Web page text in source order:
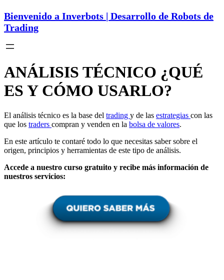
Bienvenido a Inverbots | Desarrollo de Robots de
Trading
ANÁLISIS TÉCNICO ¿QUÉ
ES Y CÓMO USARLO?
El análisis técnico es la base del trading y de las estrategias con las
que los traders compran y venden en la bolsa de valores.
En este artículo te contaré todo lo que necesitas saber sobre el
origen, principios y herramientas de este tipo de análisis.
Accede a nuestro curso gratuito y recibe más información de
nuestros servicios: